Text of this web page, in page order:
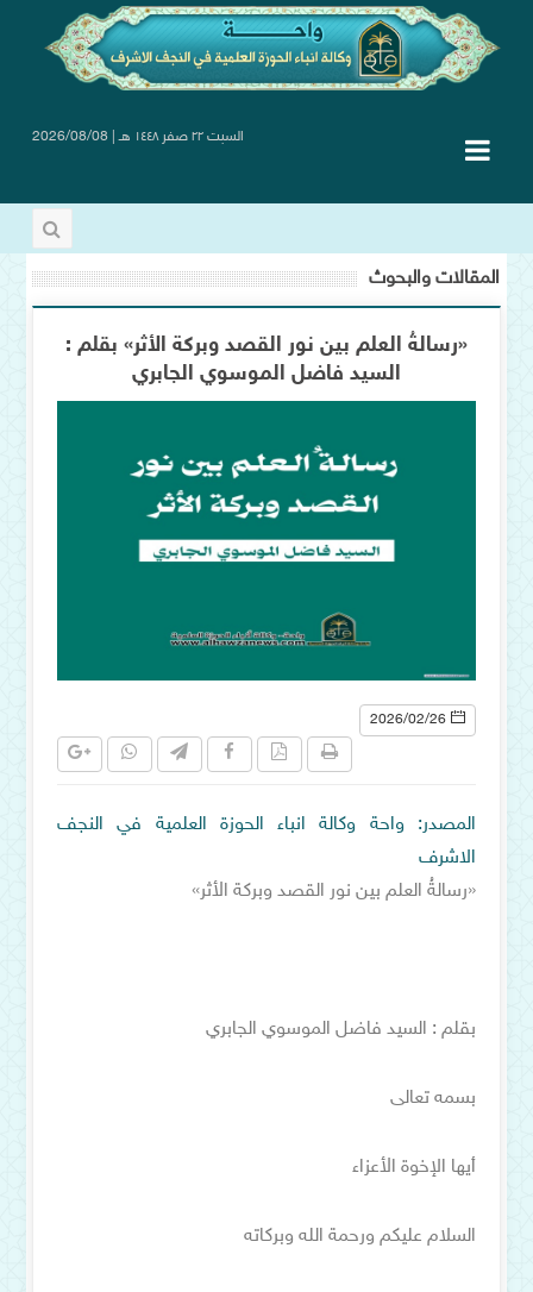
السبت ٢٢ صفر ١٤٤٨ هـ | 2026/08/08
المقالات والبحوث
«رسالةُ العلم بين نور القصد وبركة الأثر» بقلم :
السيد فاضل الموسوي الجابري
2026/02/26
المصدر: واحة وكالة انباء الحوزة العلمية في النجف
الاشرف
«رسالةُ العلم بين نور القصد وبركة الأثر»
بقلم : السيد فاضل الموسوي الجابري
بسمه تعالى
أيها الإخوة الأعزاء
السلام عليكم ورحمة الله وبركاته